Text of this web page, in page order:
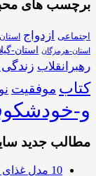
برچسب های
اجتماعی ازدواج
استان-هرمزگان استان-
رهبرانقلاب
کتاب موفقیت
و-
مطالب جدید
10 مدل غذای مختلف با سیب زمینی